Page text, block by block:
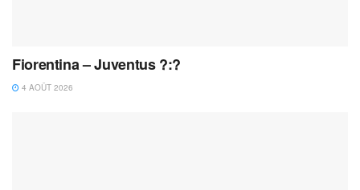
Fiorentina – Juventus ?:?
4 AOÛT 2026